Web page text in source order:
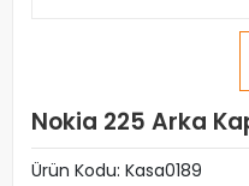
Nokia 225 Arka
Ürün Kodu: Kasa0189